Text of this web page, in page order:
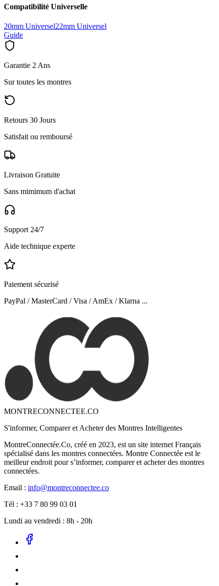
Compatibilité Universelle
20mm Universel22mm Universel
Guide
Garantie 2 Ans
Sur toutes les montres
Retours 30 Jours
Satisfait ou remboursé
Livraison Gratuite
Sans mimimum d'achat
Support 24/7
Aide technique experte
Paiement sécurisé
PayPal / MasterCard / Visa / AmEx / Klarna ...
MONTRECONNECTEE.CO
S'informer, Comparer et Acheter des Montres Intelligentes
MontreConnectée.Co, créé en 2023, est un site internet Français
spécialisé dans les montres connectées. Montre Connectée est le
meilleur endroit pour s’informer, comparer et acheter des montres
connectées.
Email : info@montreconnectee.co
Tél : +33 7 80 99 03 01
Lundi au vendredi : 8h - 20h